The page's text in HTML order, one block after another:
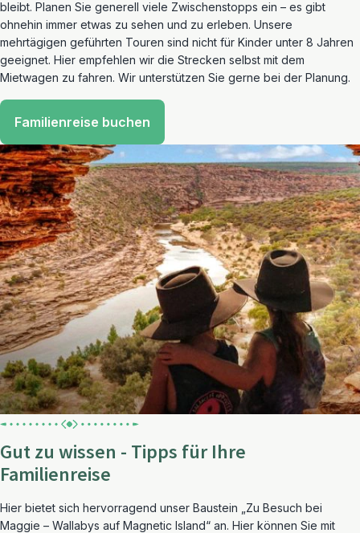
bleibt. Planen Sie generell viele Zwischenstopps ein – es gibt
ohnehin immer etwas zu sehen und zu erleben. Unsere
mehrtägigen geführten Touren sind nicht für Kinder unter 8 Jahren
geeignet. Hier empfehlen wir die Strecken selbst mit dem
Mietwagen zu fahren. Wir unterstützen Sie gerne bei der Planung.
Familienreise buchen
Gut zu wissen - Tipps für Ihre
Familienreise
Hier bietet sich hervorragend unser Baustein „Zu Besuch bei
Maggie – Wallabys auf Magnetic Island“ an. Hier können Sie mit